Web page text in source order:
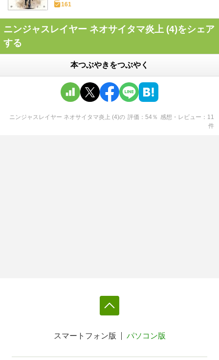
161
ニンジャスレイヤー ネオサイタマ炎上 (4)をシェア
する
本つぶやきをつぶやく
ニンジャスレイヤー ネオサイタマ炎上 (4)の 評価 54％ 感想・レビュー
11
件
スマートフォン版 パソコン版